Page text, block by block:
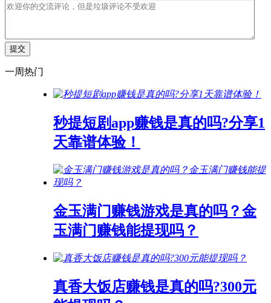
一周热门
秒提短剧app赚钱是真的吗?分享1
天靠谱体验！
金玉满门赚钱游戏是真的吗？金
玉满门赚钱能提现吗？
真香大饭店赚钱是真的吗?300元